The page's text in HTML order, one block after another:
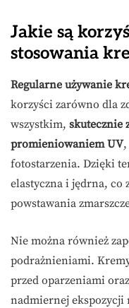
Jakie są
stosowania
Regularne używanie
korzyści zarówno dla
wszystkim, skutecznie
promieniowaniem UV,
fotostarzenia. Dzięki
elastyczna i jędrna, co
powstawania
Nie można również
podrażnieniami.
przed oparzeniami
nadmiernej ekspozycji